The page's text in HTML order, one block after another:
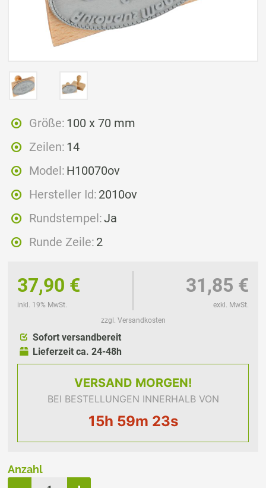
Größe: 100 x 70 mm
Zeilen: 14
Model: H10070ov
Hersteller Id: 2010ov
Rundstempel:Ja
Runde Zeile: 2
37,90 €
inkl. 19% MwSt.
31,85 €
exkl. MwSt.
zzgl. Versandkosten
Sofort versandbereit
Lieferzeit ca. 24-48h
VERSAND MORGEN!
BEI BESTELLUNGEN INNERHALB VON
15h 59m 23s
Anzahl